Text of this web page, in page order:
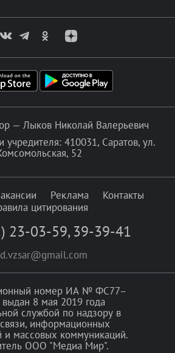
— Лыков Николай Валерьевич
учредителя: 410031, Саратов, ул.
52
Реклама
Контакты
цитирования
23-03-59, 39-39-41
номер ИА № ФС77–
выдан 8 мая 2019 года
службой по надзору в
информационных
и массовых коммуникаций.
ООО "Медиа Мир".